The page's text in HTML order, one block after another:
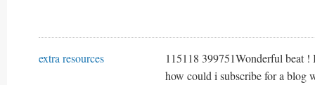
extra resources
115118 399751Wonderful beat
how could i subscribe for a blog